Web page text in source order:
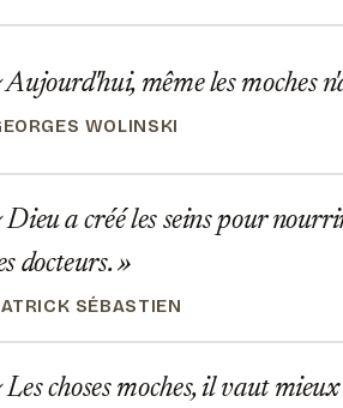
Aujourd'hui, même les moches
WOLINSKI
Dieu a créé les seins pour
docteurs.
SÉBASTIEN
Les choses moches, il vaut